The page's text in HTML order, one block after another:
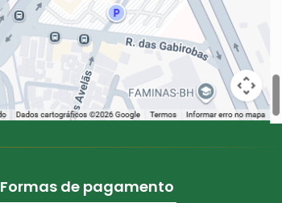
Formas de pagamento